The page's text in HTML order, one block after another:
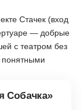
Стачек (вход
— добрые
с театром без
понятными
Собачка»